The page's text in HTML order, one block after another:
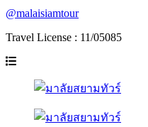
@malaisiamtour
Travel License : 11/05085